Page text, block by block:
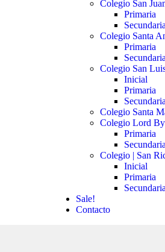
Colegio San
Primaria
Colegio Santa
Primaria
Colegio San
Inicial
Primaria
Colegio Santa
Colegio Lord
Primaria
Colegio | San
Inicial
Primaria
Sale!
Contacto